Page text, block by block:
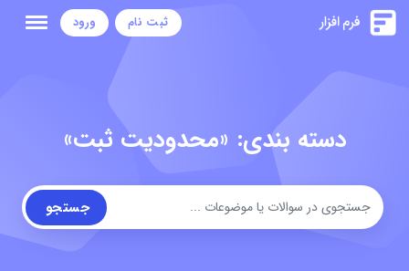
ثبت نام ورود
دسته بندی: «محدودیت ثبت»
جستجو